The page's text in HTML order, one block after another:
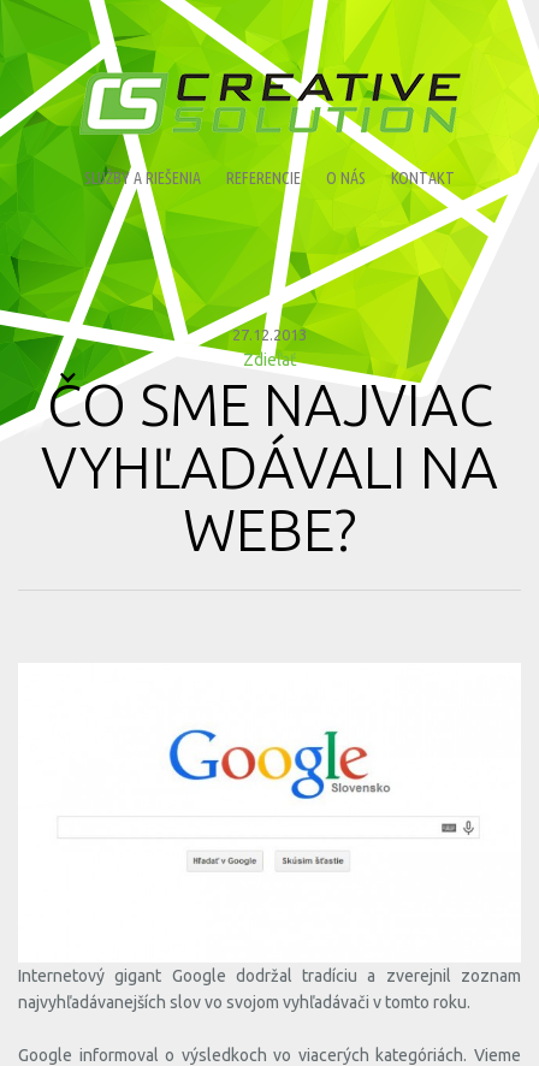
SLUŽBY A RIEŠENIA REFERENCIE O NÁS KONTAKT
27.12.2013
Zdieľať
ČO SME NAJVIAC
VYHĽADÁVALI NA
WEBE?
Internetový gigant Google dodržal tradíciu a zverejnil zoznam
najvyhľadávanejších slov vo svojom vyhľadávači v tomto roku.
Google informoval o výsledkoch vo viacerých kategóriách. Vieme